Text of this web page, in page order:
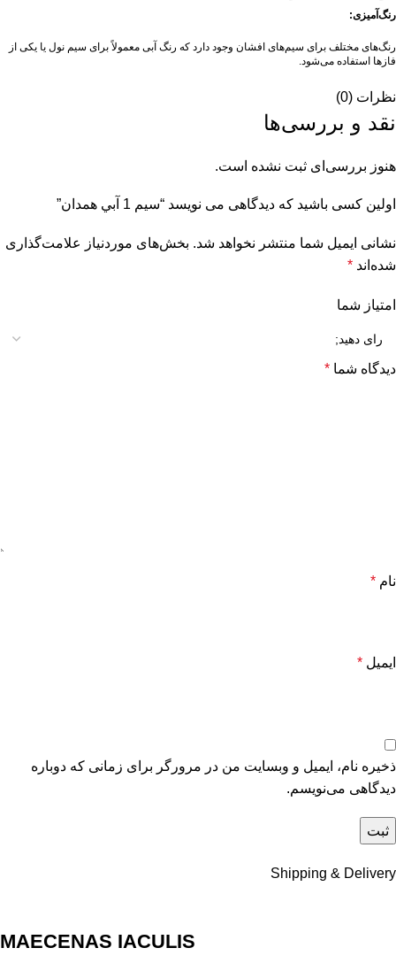
رنگ‌آمیزی:
رنگ‌های مختلف برای سیم‌های افشان وجود دارد که رنگ آبی معمولاً برای سیم نول یا یکی از
فازها استفاده می‌شود.
نظرات (0)
نقد و بررسی‌ها
هنوز بررسی‌ای ثبت نشده است.
اولین کسی باشید که دیدگاهی می نویسد “سيم 1 آبي همدان”
نشانی ایمیل شما منتشر نخواهد شد. بخش‌های موردنیاز علامت‌گذاری
شده‌اند *
امتیاز شما
دیدگاه شما *
نام *
ایمیل *
ذخیره نام، ایمیل و وبسایت من در مرورگر برای زمانی که دوباره
دیدگاهی می‌نویسم.
Shipping & Delivery
MAECENAS IACULIS